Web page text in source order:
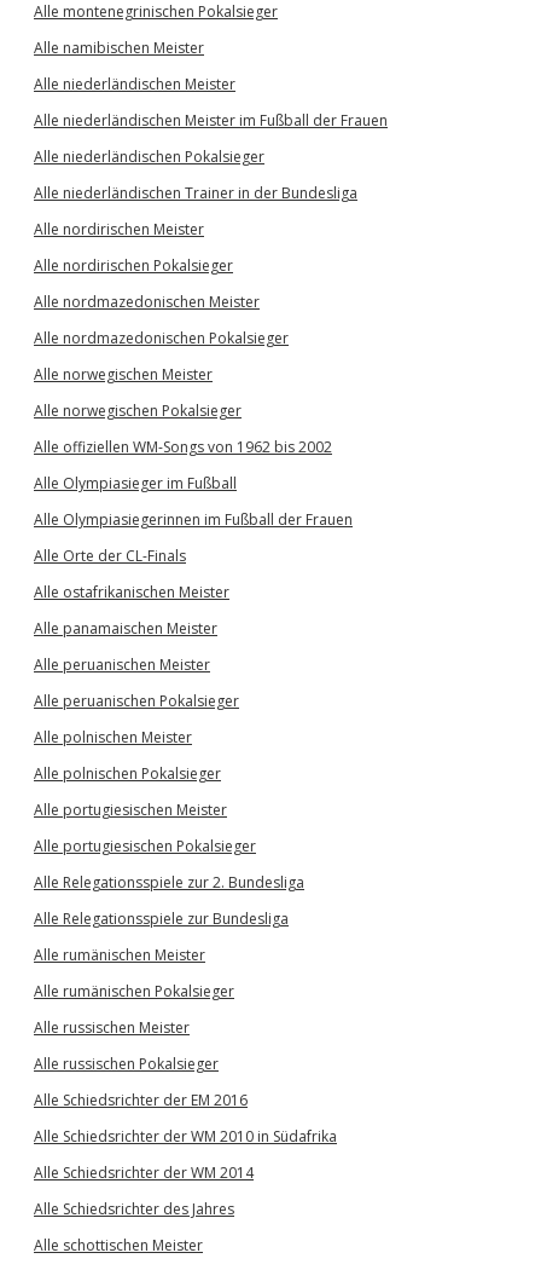
Alle montenegrinischen Pokalsieger
Alle namibischen Meister
Alle niederländischen Meister
Alle niederländischen Meister im Fußball der Frauen
Alle niederländischen Pokalsieger
Alle niederländischen Trainer in der Bundesliga
Alle nordirischen Meister
Alle nordirischen Pokalsieger
Alle nordmazedonischen Meister
Alle nordmazedonischen Pokalsieger
Alle norwegischen Meister
Alle norwegischen Pokalsieger
Alle offiziellen WM-Songs von 1962 bis 2002
Alle Olympiasieger im Fußball
Alle Olympiasiegerinnen im Fußball der Frauen
Alle Orte der CL-Finals
Alle ostafrikanischen Meister
Alle panamaischen Meister
Alle peruanischen Meister
Alle peruanischen Pokalsieger
Alle polnischen Meister
Alle polnischen Pokalsieger
Alle portugiesischen Meister
Alle portugiesischen Pokalsieger
Alle Relegationsspiele zur 2. Bundesliga
Alle Relegationsspiele zur Bundesliga
Alle rumänischen Meister
Alle rumänischen Pokalsieger
Alle russischen Meister
Alle russischen Pokalsieger
Alle Schiedsrichter der EM 2016
Alle Schiedsrichter der WM 2010 in Südafrika
Alle Schiedsrichter der WM 2014
Alle Schiedsrichter des Jahres
Alle schottischen Meister